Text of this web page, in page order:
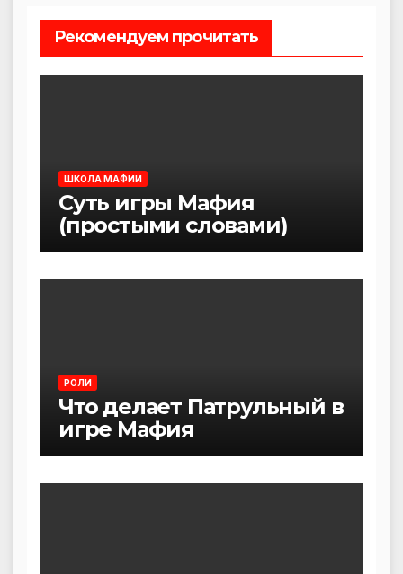
Рекомендуем прочитать
ШКОЛА МАФИИ
Суть игры Мафия
(простыми словами)
РОЛИ
Что делает Патрульный в
игре Мафия